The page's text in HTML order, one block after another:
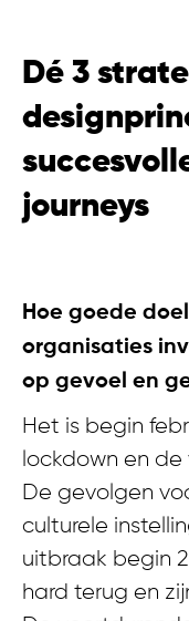
Dé 3
journeys
Hoe goede
organisaties
op gevoel en
Het is begin
lockdown en
De gevolgen
culturele
uitbraak begin
hard terug en